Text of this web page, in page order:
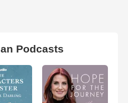
Podcasts